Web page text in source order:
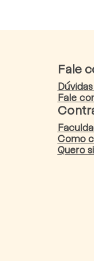
Fale
Fale
Como
Quero